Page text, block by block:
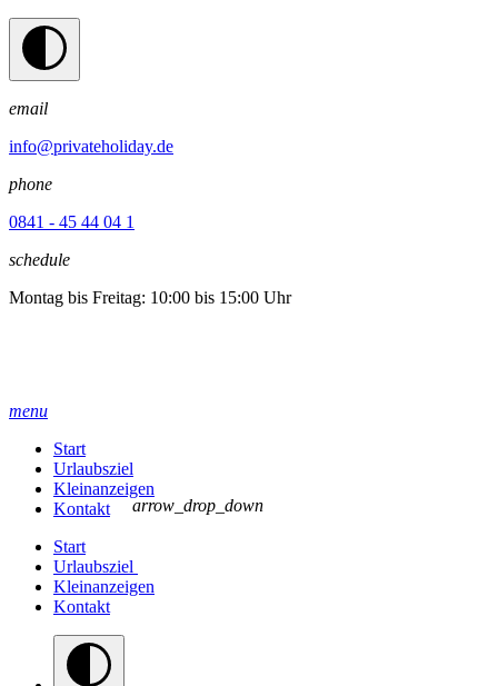
email
info@privateholiday.de
phone
0841 - 45 44 04 1
schedule
Montag bis Freitag: 10:00 bis 15:00 Uhr
menu
Start
Urlaubsziel
Kleinanzeigen
Kontakt
Start
Urlaubsziel
arrow_drop_down
Kleinanzeigen
Kontakt